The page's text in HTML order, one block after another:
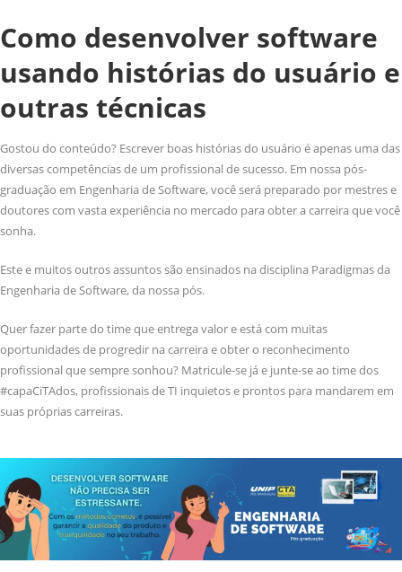
Como desenvolver software
usando histórias do usuário e
outras técnicas
Gostou do conteúdo? Escrever boas histórias do usuário é apenas uma das
diversas competências de um profissional de sucesso. Em nossa pós-
graduação em Engenharia de Software, você será preparado por mestres e
doutores com vasta experiência no mercado para obter a carreira que você
sonha.
Este e muitos outros assuntos são ensinados na disciplina Paradigmas da
Engenharia de Software, da nossa pós.
Quer fazer parte do time que entrega valor e está com muitas
oportunidades de progredir na carreira e obter o reconhecimento
profissional que sempre sonhou? Matricule-se já e junte-se ao time dos
#capaCiTAdos, profissionais de TI inquietos e prontos para mandarem em
suas próprias carreiras.